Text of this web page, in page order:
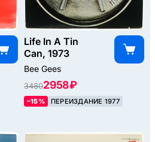
Life In A Tin
Can, 1973
Bee Gees
34802958 ₽
–15% ПЕРЕИЗДАНИЕ 1977